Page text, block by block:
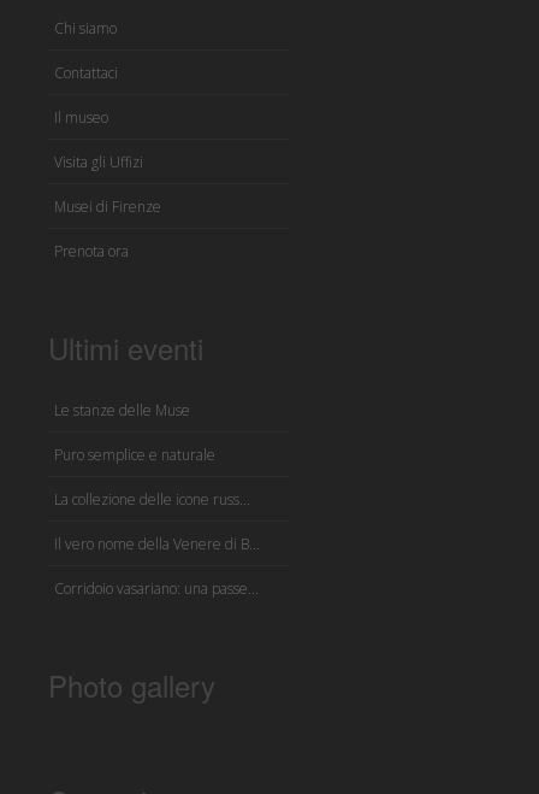
Chi siamo
Contattaci
Il museo
Visita gli Uffizi
Musei di Firenze
Prenota ora
Ultimi eventi
Le stanze delle Muse
Puro semplice e naturale
La collezione delle icone russ...
Il vero nome della Venere di B...
Corridoio vasariano: una passe...
Photo gallery